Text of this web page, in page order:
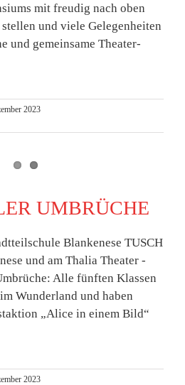
mit freudig nach oben
und viele Gelegenheiten
und gemeinsame Theater-
2023
UMBRÜCHE
Blankenese TUSCH
und am Thalia Theater -
Alle fünften Klassen
Wunderland und haben
„Alice in einem Bild“
2023